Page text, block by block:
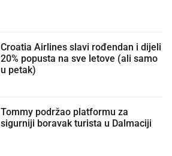
Croatia Airlines slavi rođendan i dijeli
20% popusta na sve letove (ali samo
u petak)
Tommy podržao platformu za
sigurniji boravak turista u Dalmaciji